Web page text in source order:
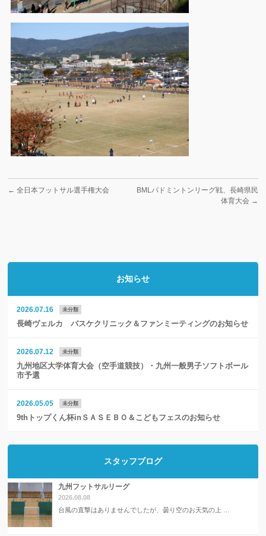
← 全日本フットサル選手権大会
BMLバドミントンリーグ戦、長崎県民
体育大会 →
お知らせ
2026.07.16 未分類
長崎ヴェルカ バスケクリニック＆ファンミーティングのお知らせ
2026.07.12 未分類
九州地区大学体育大会（空手道競技）・九州一般男子ソフトボール
市予選
2026.05.05 未分類
9thトップくん杯inＳＡＳＥＢＯ＆こどもフェスのお知らせ
スタッフブログ
九州フットサルリーグ
2026.08.08
台風の直撃はありませんでしたが、曇り空のお天気の上 …